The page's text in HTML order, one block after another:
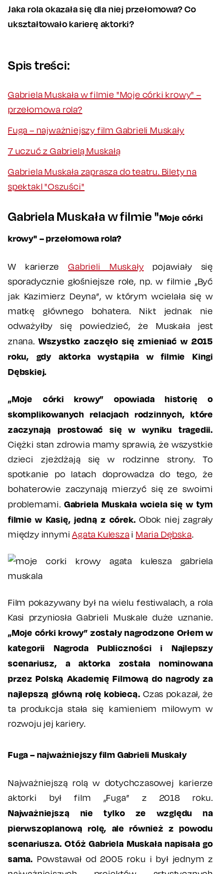
Jaka rola okazała się dla niej przełomowa? Co
ukształtowało karierę aktorki?
Spis treści:
Gabriela Muskała w filmie "Moje córki krowy" –
przełomowa rola?
Fuga – najważniejszy film Gabrieli Muskały
7 uczuć z Gabrielą Muskałą
Gabriela Muskała zaprasza do teatru. Bilety na
spektakl "Oszuści"
Gabriela Muskała w filmie "Moje córki
krowy" – przełomowa rola?
W karierzeGabrieli Muskały pojawiały się
sporadycznie głośniejsze role, np. w filmie „Być
jak Kazimierz Deyna”, w którym wcielała się w
matkę głównego bohatera. Nikt jednak nie
odważyłby się powiedzieć, że Muskała jest
znana.Wszystko zaczęło się zmieniać w 2015
roku, gdy aktorka wystąpiła w filmie Kingi
Dębskiej.
„Moje córki krowy” opowiada historię o
skomplikowanych relacjach rodzinnych, które
zaczynają prostować się w wyniku tragedii.
Ciężki stan zdrowia mamy sprawia, że wszystkie
dzieci zjeżdżają się w rodzinne strony. To
spotkanie po latach doprowadza do tego, że
bohaterowie zaczynają mierzyć się ze swoimi
problemami. Gabriela Muskała wciela się w tym
filmie w Kasię, jedną z córek. Obok niej zagrały
między innymiAgata Kulesza i Maria Dębska.
Film pokazywany był na wielu festiwalach, a rola
Kasi przyniosła Gabrieli Muskale duże uznanie.
„Moje córki krowy” zostały nagrodzone Orłem w
kategorii Nagroda Publiczności i Najlepszy
scenariusz, a aktorka została nominowana
przez Polską Akademię Filmową do nagrody za
najlepszą główną rolę kobiecą. Czas pokazał, że
ta produkcja stała się kamieniem milowym w
rozwoju jej kariery.
Fuga – najważniejszy film Gabrieli Muskały
Najważniejszą rolą w dotychczasowej karierze
aktorki był film „Fuga” z 2018 roku.
Najważniejszą nie tylko ze względu na
pierwszoplanową rolę, ale również z powodu
scenariusza. Otóż Gabriela Muskała napisała go
sama. Powstawał od 2005 roku i był jednym z